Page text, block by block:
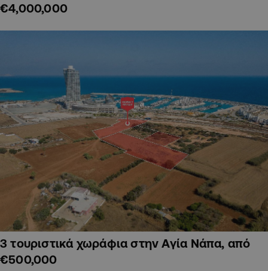
€4,000,000
3 τουριστικά χωράφια στην Αγία Νάπα, από
€500,000